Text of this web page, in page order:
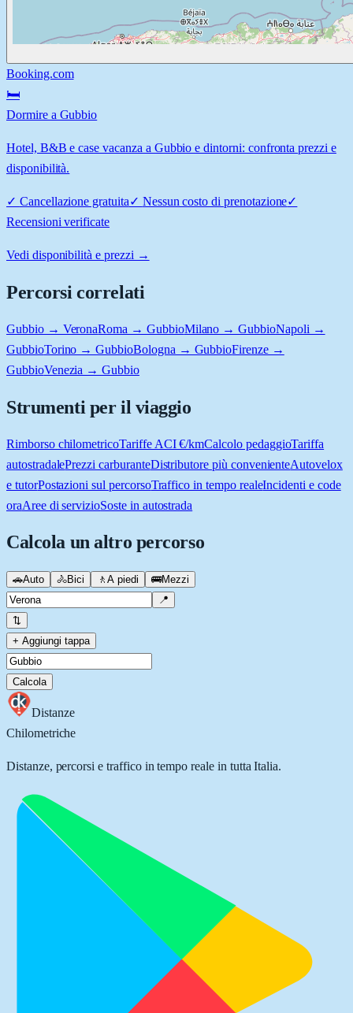
Booking.com
🛏️
Dormire a Gubbio
Hotel, B&B e case vacanza a Gubbio e dintorni: confronta prezzi e
disponibilità.
✓ Cancellazione gratuita✓ Nessun costo di prenotazione✓
Recensioni verificate
Vedi disponibilità e prezzi →
Percorsi correlati
Gubbio → VeronaRoma → GubbioMilano → GubbioNapoli →
GubbioTorino → GubbioBologna → GubbioFirenze →
GubbioVenezia → Gubbio
Strumenti per il viaggio
Rimborso chilometricoTariffe ACI €/kmCalcolo pedaggioTariffa
autostradalePrezzi carburanteDistributore più convenienteAutovelox
e tutorPostazioni sul percorsoTraffico in tempo realeIncidenti e code
oraAree di servizioSoste in autostrada
Calcola un altro percorso
🚗Auto 🚴Bici 🚶 A piedi 🚌Mezzi
📍
⇅
+ Aggiungi tappa
Calcola
Distanze
Chilometriche
Distanze, percorsi e traffico in tempo reale in tutta Italia.